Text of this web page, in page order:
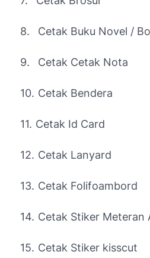
8. Cetak Buku Novel /
9. Cetak Cetak Nota
10. Cetak Bendera
11. Cetak Id Card
12. Cetak Lanyard
13. Cetak Folifoambord
14. Cetak Stiker Meteran
15. Cetak Stiker kisscut